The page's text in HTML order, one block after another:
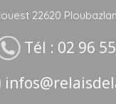
22620
Tél : 02 96